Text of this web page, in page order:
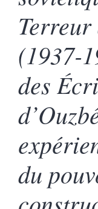
(1937-
des
du